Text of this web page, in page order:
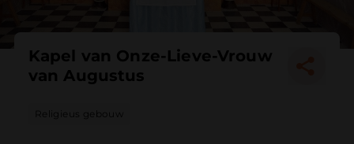
Kapel van Onze-Lieve-Vrouw
van Augustus
Religieus gebouw